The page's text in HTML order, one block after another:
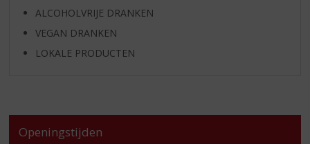
ALCOHOLVRIJE DRANKEN
VEGAN DRANKEN
LOKALE PRODUCTEN
Openingstijden